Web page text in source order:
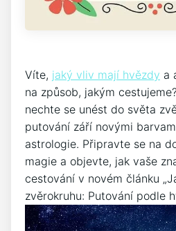
Víte, jaký vliv mají hvězdy a
na způsob, jakým
nechte se unést do světa
putování září novými
astrologie. Připravte se na
magie a objevte, jak vaše
cestování v novém článku
zvěrokruhu: Putování podle